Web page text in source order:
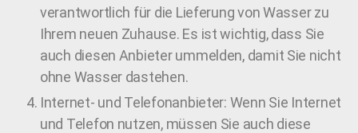
verantwortlich für die Lieferung von Wasser zu
Ihrem neuen Zuhause. Es ist wichtig, dass Sie
auch diesen Anbieter ummelden, damit Sie nicht
ohne Wasser dastehen.
Internet- und Telefonanbieter: Wenn Sie Internet
und Telefon nutzen, müssen Sie auch diese